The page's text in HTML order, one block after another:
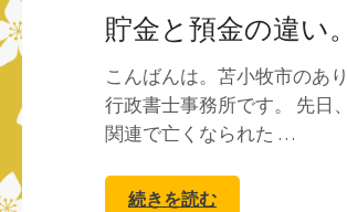
貯金と預金の違い。
こんばんは。苫小牧市のあ
行政書士事務所です。 先日
関連で亡くなられた …
続きを読む